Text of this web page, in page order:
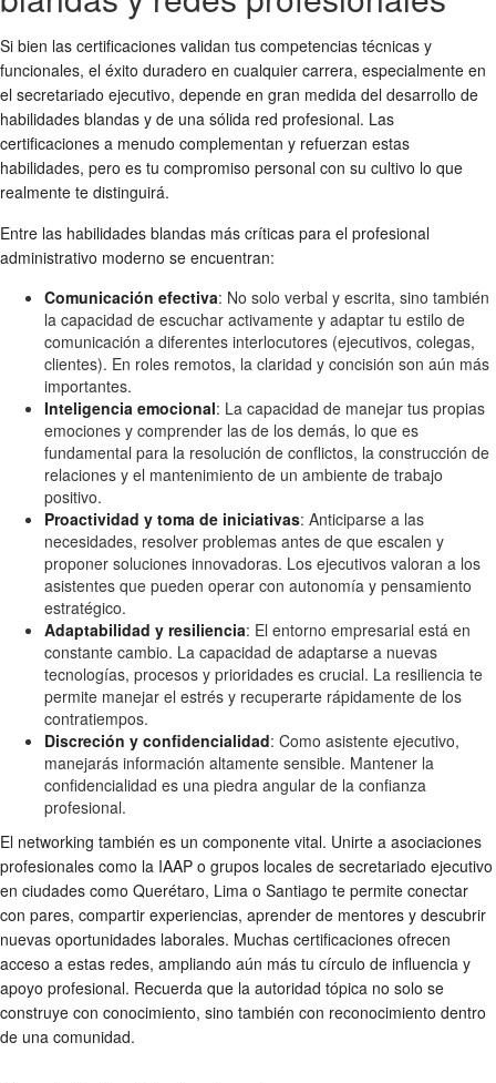
Si bien las certificaciones validan tus competencias técnicas y
funcionales, el éxito duradero en cualquier carrera, especialmente en
el secretariado ejecutivo, depende en gran medida del desarrollo de
habilidades blandas y de una sólida red profesional. Las
certificaciones a menudo complementan y refuerzan estas
habilidades, pero es tu compromiso personal con su cultivo lo que
realmente te distinguirá.
Entre las habilidades blandas más críticas para el profesional
administrativo moderno se encuentran:
Comunicación efectiva: No solo verbal y escrita, sino también
la capacidad de escuchar activamente y adaptar tu estilo de
comunicación a diferentes interlocutores (ejecutivos, colegas,
clientes). En roles remotos, la claridad y concisión son aún más
importantes.
Inteligencia emocional: La capacidad de manejar tus propias
emociones y comprender las de los demás, lo que es
fundamental para la resolución de conflictos, la construcción de
relaciones y el mantenimiento de un ambiente de trabajo
positivo.
Proactividad y toma de iniciativas: Anticiparse a las
necesidades, resolver problemas antes de que escalen y
proponer soluciones innovadoras. Los ejecutivos valoran a los
asistentes que pueden operar con autonomía y pensamiento
estratégico.
Adaptabilidad y resiliencia: El entorno empresarial está en
constante cambio. La capacidad de adaptarse a nuevas
tecnologías, procesos y prioridades es crucial. La resiliencia te
permite manejar el estrés y recuperarte rápidamente de los
contratiempos.
Discreción y confidencialidad: Como asistente ejecutivo,
manejarás información altamente sensible. Mantener la
confidencialidad es una piedra angular de la confianza
profesional.
El networking también es un componente vital. Unirte a asociaciones
profesionales como la IAAP o grupos locales de secretariado ejecutivo
en ciudades como Querétaro, Lima o Santiago te permite conectar
con pares, compartir experiencias, aprender de mentores y descubrir
nuevas oportunidades laborales. Muchas certificaciones ofrecen
acceso a estas redes, ampliando aún más tu círculo de influencia y
apoyo profesional. Recuerda que la autoridad tópica no solo se
construye con conocimiento, sino también con reconocimiento dentro
de una comunidad.